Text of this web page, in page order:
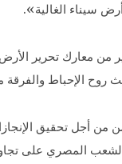
سيناء الغالية».
معارك تحرير
روح الإحباط
أجل تحقيق
المصري على